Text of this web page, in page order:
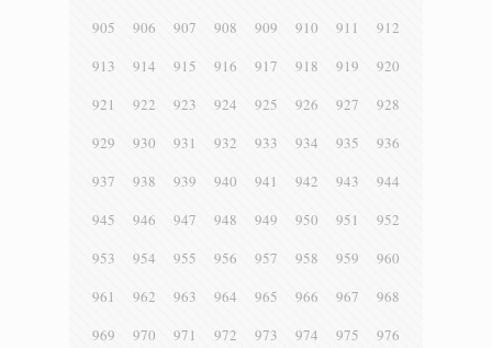
905
906 907 908 909 910 911
912
913
914 915 916 917 918 919
920
921
922 923 924 925 926 927
928
929
930 931 932 933 934 935
936
937
938 939 940 941 942 943
944
945
946 947 948 949 950 951
952
953
954 955 956 957 958 959
960
961
962 963 964 965 966 967
968
969
970 971 972 973 974 975
976